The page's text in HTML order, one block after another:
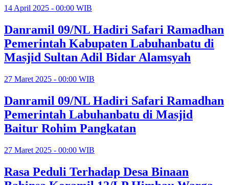
14 April 2025 - 00:00 WIB
Danramil 09/NL Hadiri Safari Ramadhan
Pemerintah Kabupaten Labuhanbatu di
Masjid Sultan Adil Bidar Alamsyah
27 Maret 2025 - 00:00 WIB
Danramil 09/NL Hadiri Safari Ramadhan
Pemerintah Labuhanbatu di Masjid
Baitur Rohim Pangkatan
27 Maret 2025 - 00:00 WIB
Rasa Peduli Terhadap Desa Binaan